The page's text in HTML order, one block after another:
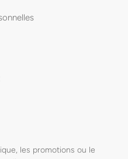
les promotions ou le